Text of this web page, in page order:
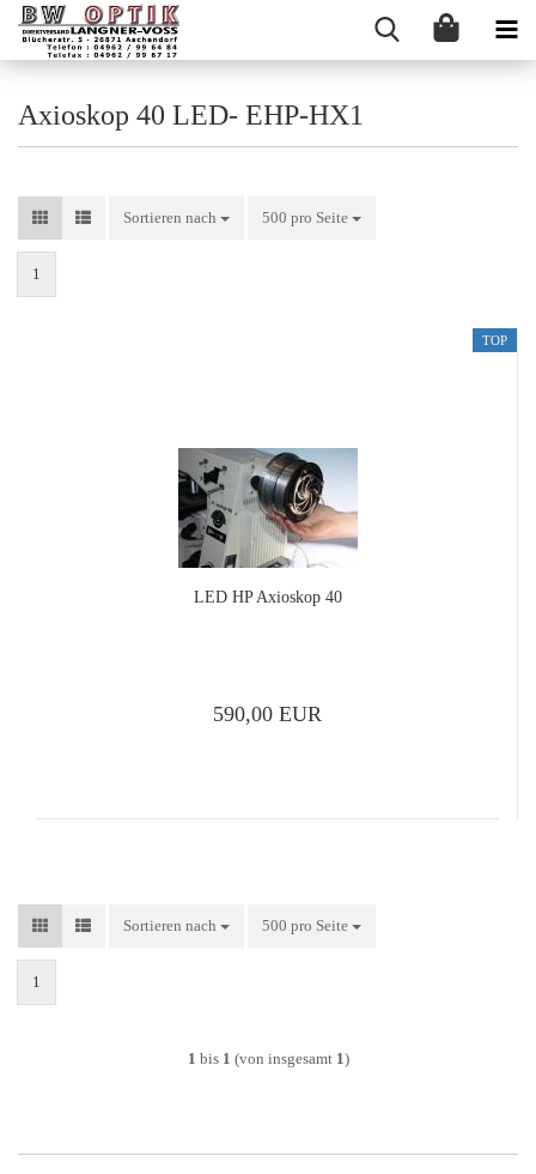
Axioskop 40 LED- EHP-HX1
Sortieren nach
Sortieren nach 500 pro Seite
pro Seite
1
TOP
LED HP Axio­skop 40
590,00 EUR
Sortieren nach
Sortieren nach 500 pro Seite
pro Seite
1
1 bis 1 (von insgesamt 1)